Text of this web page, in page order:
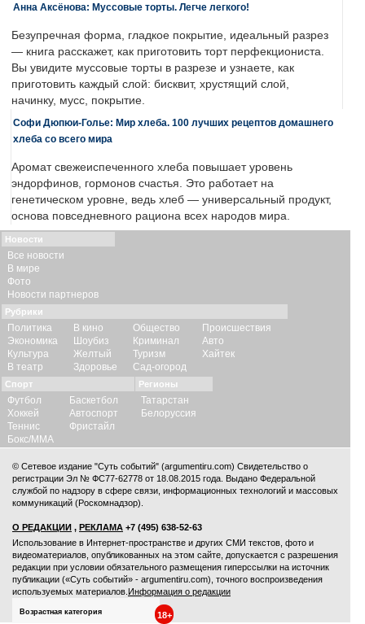
Анна Аксёнова: Муссовые торты. Легче легкого!
Безупречная форма, гладкое покрытие, идеальный разрез
— книга расскажет, как приготовить торт перфекциониста.
Вы увидите муссовые торты в разрезе и узнаете, как
приготовить каждый слой: бисквит, хрустящий слой,
начинку, мусс, покрытие.
Софи Дюпюи-Голье: Мир хлеба. 100 лучших рецептов домашнего
хлеба со всего мира
Аромат свежеиспеченного хлеба повышает уровень
эндорфинов, гормонов счастья. Это работает на
генетическом уровне, ведь хлеб — универсальный продукт,
основа повседневного рациона всех народов мира.
Новости
Все новости
В мире
Фото
Новости партнеров
Рубрики
Политика
Экономика
Культура
В театр
В кино
Шоубиз
Желтый
Здоровье
Общество
Криминал
Туризм
Сад-огород
Происшествия
Авто
Хайтек
Спорт
Футбол
Хоккей
Теннис
Бокс/ММА
Баскетбол
Автоспорт
Фристайл
Регионы
Татарстан
Белоруссия
© Сетевое издание "Суть событий" (argumentiru.com) Свидетельство о
регистрации Эл № ФС77-62778 от 18.08.2015 года. Выдано Федеральной
службой по надзору в сфере связи, информационных технологий и массовых
коммуникаций (Роскомнадзор).
О РЕДАКЦИИ , РЕКЛАМА +7 (495) 638-52-63
Использование в Интернет-пространстве и других СМИ текстов, фото и
видеоматериалов, опубликованных на этом сайте, допускается с разрешения
редакции при условии обязательного размещения гиперссылки на источник
публикации («Суть событий» - argumentiru.com), точного воспроизведения
используемых материалов. Информация о редакции
Возрастная категория 18+